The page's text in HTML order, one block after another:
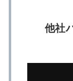
他社